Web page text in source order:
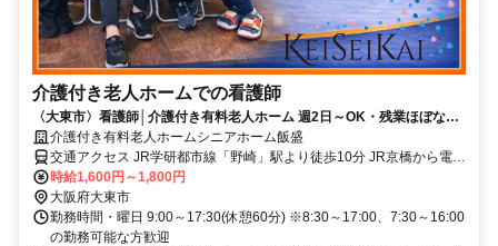
介護付き老人ホームでの看護師
〈大東市〉看護師│介護付き有料老人ホーム 週2日～OK・残業ほぼなし
│ネイルOKで自分らしく
介護付き有料老人ホームシニアホーム飯盛
交通アクセス JR学研都市線「野崎」駅より徒歩10分 JR京橋から電車
時給1,600円～1,800円
大阪府大東市
勤務時間・曜日 9:00～17:30(休憩60分) ※8:30～17:00、7:30～16:00
の勤務可能な方歓迎